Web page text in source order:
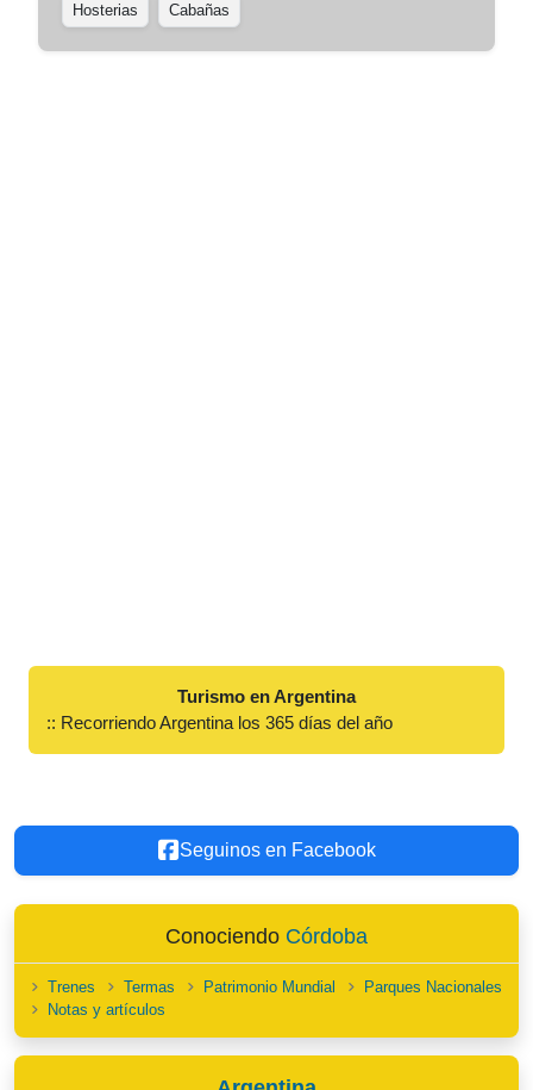
Hosterias Cabañas
Turismo en Argentina
:: Recorriendo Argentina los 365 días del año
Seguinos en Facebook
Conociendo Córdoba
Trenes Termas Patrimonio Mundial
Parques Nacionales
Notas y artículos